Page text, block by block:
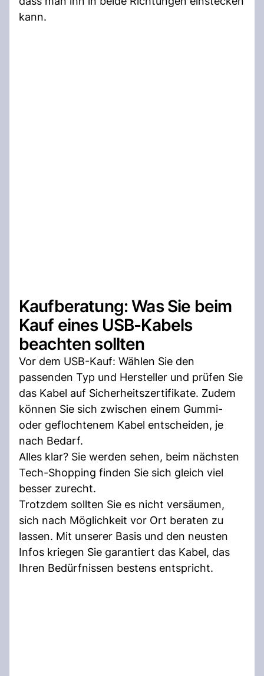
kann.
Kaufberatung: Was Sie beim
Kauf eines USB-Kabels
beachten sollten
Vor dem USB-Kauf: Wählen Sie den
passenden Typ und Hersteller und prüfen Sie
das Kabel auf Sicherheitszertifikate. Zudem
können Sie sich zwischen einem Gummi-
oder geflochtenem Kabel entscheiden, je
nach Bedarf.
Alles klar? Sie werden sehen, beim nächsten
Tech-Shopping finden Sie sich gleich viel
besser zurecht.
Trotzdem sollten Sie es nicht versäumen,
sich nach Möglichkeit vor Ort beraten zu
lassen. Mit unserer Basis und den neusten
Infos kriegen Sie garantiert das Kabel, das
Ihren Bedürfnissen bestens entspricht.